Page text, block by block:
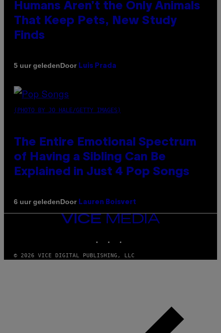
Humans Aren’t the Only Animals
That Keep Pets, New Study
Finds
5 uur geledenDoor Luis Prada
(PHOTO BY JO HALE/GETTY IMAGES)
The Entire Emotional Spectrum
of Having a Sibling Can Be
Explained in Just 4 Pop Songs
6 uur geledenDoor Lauren Boisvert
VICE
MEDIA
© 2026 VICE DIGITAL PUBLISHING, LLC